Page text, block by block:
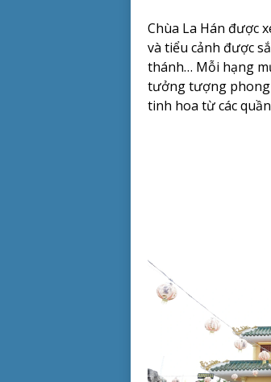
Chùa La Hán được
và tiểu cảnh được
thánh… Mỗi hạng
tưởng tượng phong
tinh hoa từ các